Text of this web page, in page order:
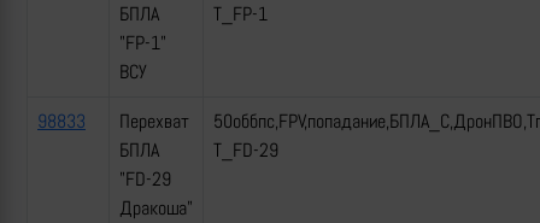
БПЛА
"FP-1"
ВСУ
Т_FP-1
98833
Перехват
БПЛА
"FD-29
Дракоша"
Т_FD-29